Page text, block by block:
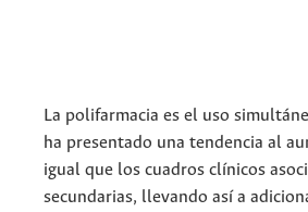
La polifarmacia es el uso
ha presentado una tendencia al
igual que los cuadros clínicos
secundarias, llevando así a